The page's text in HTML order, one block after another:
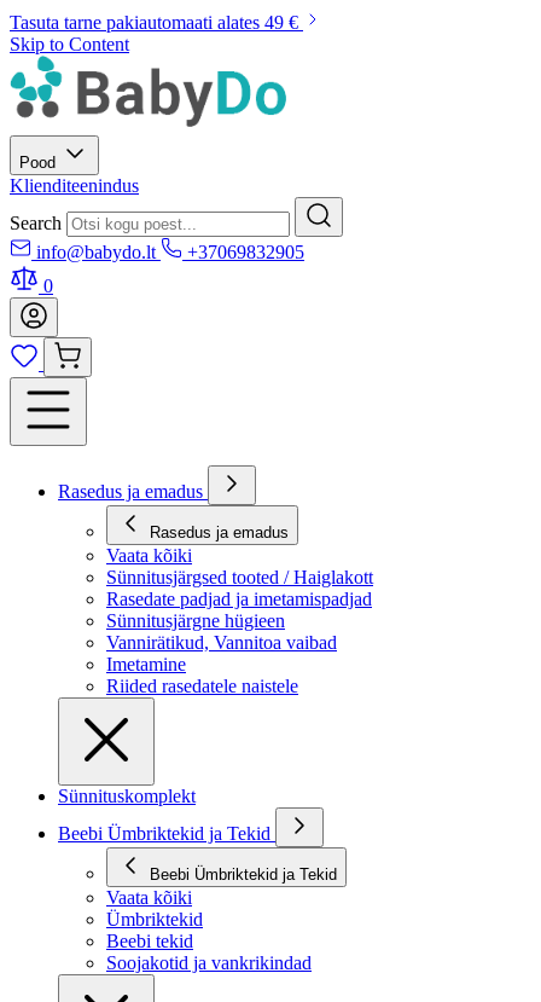
Tasuta tarne pakiautomaati alates 49 €
Skip to Content
Pood
Klienditeenindus
Search
info@babydo.lt
+37069832905
0
Rasedus ja emadus
Rasedus ja emadus
Vaata kõiki
Sünnitusjärgsed tooted / Haiglakott
Rasedate padjad ja imetamispadjad
Sünnitusjärgne hügieen
Vannirätikud, Vannitoa vaibad
Imetamine
Riided rasedatele naistele
Sünnituskomplekt
Beebi Ümbriktekid ja Tekid
Beebi Ümbriktekid ja Tekid
Vaata kõiki
Ümbriktekid
Beebi tekid
Soojakotid ja vankrikindad